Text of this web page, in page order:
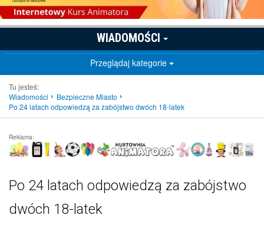
WIADOMOŚCI
Przeglądaj kategorie
Tu jesteś:
Wiadomości
Bezpieczne Miasto
Po 24 latach odpowiedzą za zabójstwo dwóch 18-latek
Reklama:
Po 24 latach odpowiedzą za zabójstwo
dwóch 18-latek